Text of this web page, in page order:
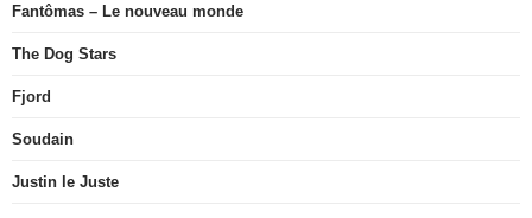
Fantômas – Le nouveau monde
The Dog Stars
Fjord
Soudain
Justin le Juste